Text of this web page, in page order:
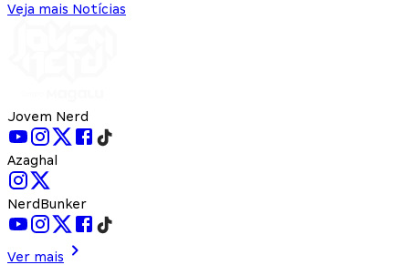
Veja mais Notícias
Jovem Nerd
Azaghal
NerdBunker
Ver mais